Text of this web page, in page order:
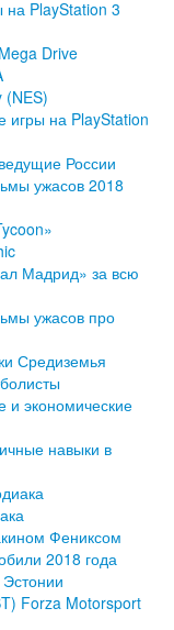
PlayStation 3
Drive
(NES)
игры на PlayStation
России
ужасов 2018
Мадрид» за всю
ужасов про
Средиземья
и экономические
навыки в
Фениксом
2018 года
Forza Motorsport